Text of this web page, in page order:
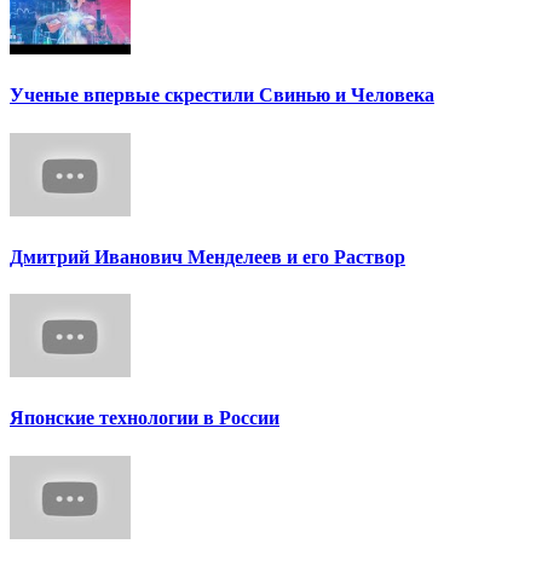
Ученые впервые скрестили Свинью и Человека
Дмитрий Иванович Менделеев и его Раствор
Японские технологии в России